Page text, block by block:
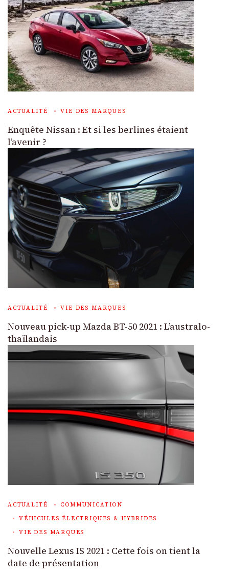
ACTUALITÉ VIE DES MARQUES
Enquête Nissan : Et si les berlines étaient
l’avenir ?
ACTUALITÉ VIE DES MARQUES
Nouveau pick-up Mazda BT-50 2021 : L’australo-
thaïlandais
ACTUALITÉ
COMMUNICATION
VÉHICULES ÉLECTRIQUES & HYBRIDES
VIE DES MARQUES
Nouvelle Lexus IS 2021 : Cette fois on tient la
date de présentation